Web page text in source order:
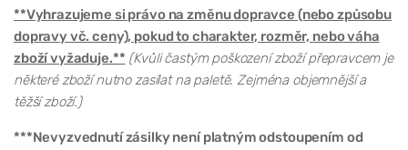
**Vyhrazujeme si právo na změnu dopravce (nebo způsobu
dopravy vč. ceny), pokud to charakter, rozměr, nebo váha
zboží vyžaduje.** (Kvůli častým poškození zboží přepravcem je
některé zboží nutno zasílat na paletě. Zejména objemnější a
těžší zboží.)
***Nevyzvednutí zásilky není platným odstoupením od